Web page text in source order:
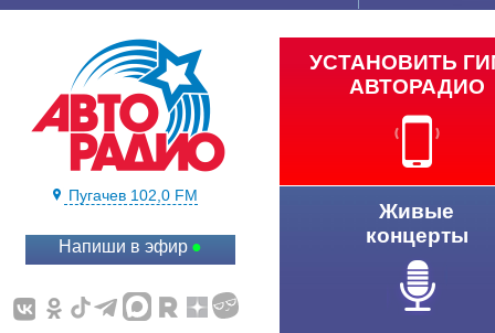
Пугачев 102,0 FM
Напиши в эфир
УСТАНОВИТЬ
АВТОРАДИО
Живые
концерты